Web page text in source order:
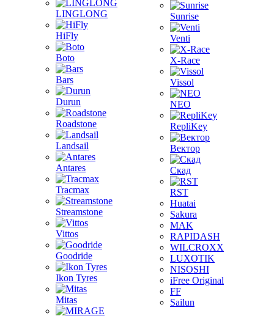
LINGLONG
HiFly
Boto
Bars
Durun
Roadstone
Landsail
Antares
Tracmax
Streamstone
Vittos
Goodride
Ikon Tyres
Mitas
Sunrise
Venti
X-Race
Vissol
NEO
RepliKey
Вектор
Скад
RST
Huatai
Sakura
MAK
RAPIDASH
WILCROXX
LUXOTIK
NISOSHI
iFree Original
FF
Sailun